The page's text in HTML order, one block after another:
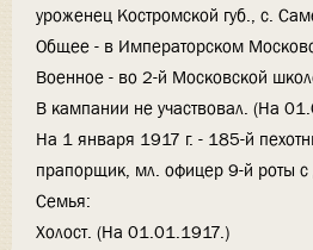
уроженец Костромской губ., с.
Общее - в Императорском
Военное - во 2-й Московской
В кампании не участвовал. (На
На 1 января 1917 г. - 185-й
прапорщик, мл. офицер 9-й роты с
Семья:
Холост. (На 01.01.1917.)